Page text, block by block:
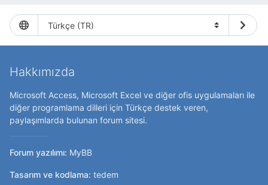
Hakkımızda
Microsoft Access, Microsoft Excel ve diğer ofis uygulamaları ile
diğer programlama dilleri için Türkçe destek veren,
paylaşımlarda bulunan forum sitesi.
Forum yazılımı: MyBB
Tasarım ve kodlama: tedem